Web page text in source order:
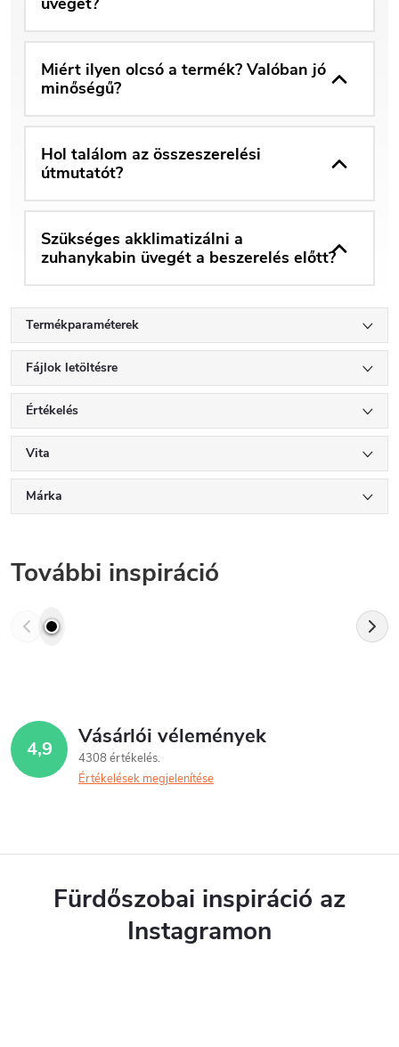
Miért ilyen olcsó a termék? Valóban jó
minőségű?
Hol találom az összeszerelési
útmutatót?
Szükséges akklimatizálni a
zuhanykabin üvegét a beszerelés előtt?
Termékparaméterek
Fájlok letöltésre
Értékelés
Vita
Márka
További inspiráció
4,9 Vásárlói vélemények
4308 értékelés
Értékelések megjelenítése
Fürdőszobai inspiráció az
Instagramon